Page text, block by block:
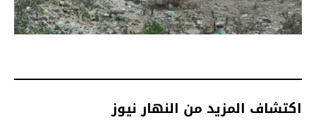
اكتشاف المزيد من النهار نيوز